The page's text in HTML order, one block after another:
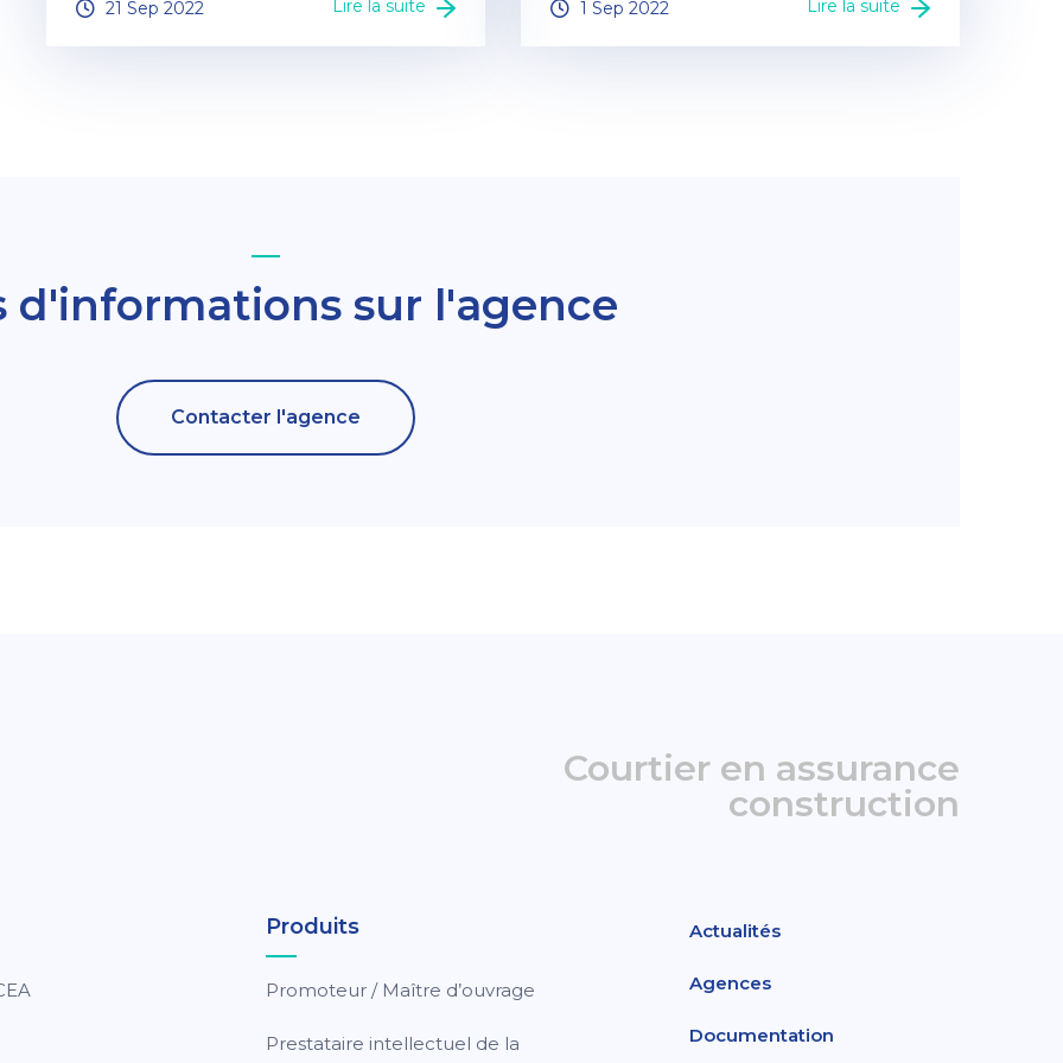
21 Sep 2022 Lire la suite 1 Sep 2022 Lire la suite
d'informations sur l'agence
Contacter l'agence
Courtier en assurance
construction
Produits
Promoteur / Maître d’ouvrage
Prestataire intellectuel de la
Actualités
Agences
Documentation